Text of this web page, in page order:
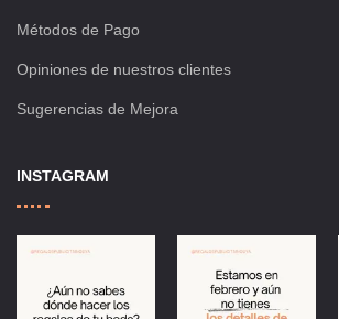
Métodos de Pago
Opiniones de nuestros clientes
Sugerencias de Mejora
INSTAGRAM